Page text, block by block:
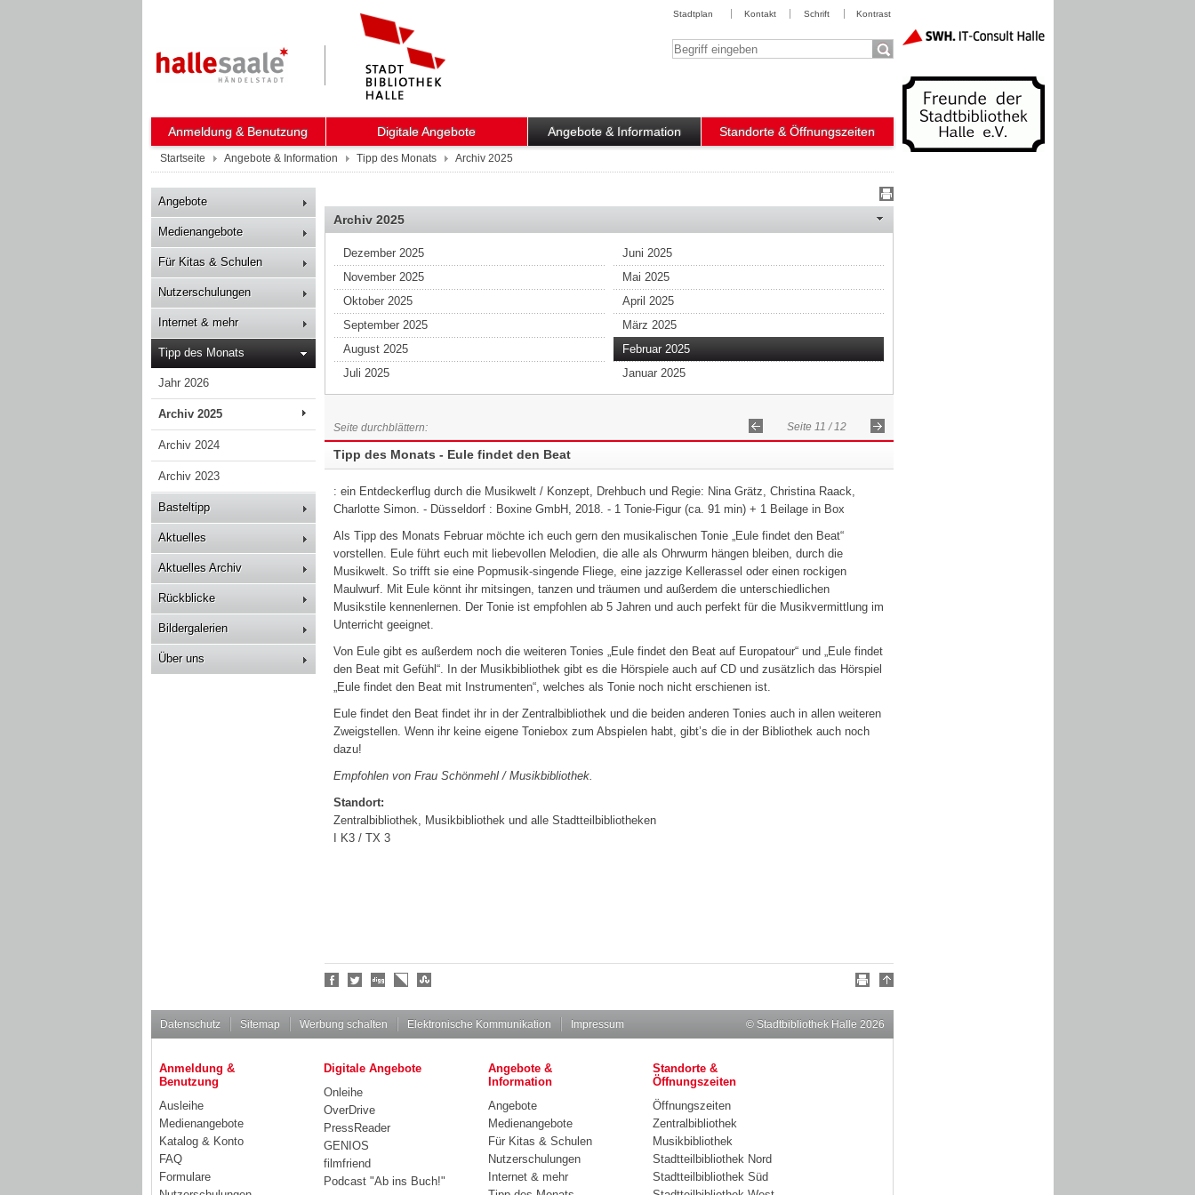
Stadtplan Kontakt Schrift Kontrast
Suchbegriff
Anmeldung & Benutzung Digitale Angebote Angebote & Information Standorte & Öffnungszeiten
Startseite Angebote & Information Tipp des Monats Archiv 2025
Angebote
Medienangebote
Für Kitas & Schulen
Nutzerschulungen
Internet & mehr
Tipp des Monats
Jahr 2026
Archiv 2025
Archiv 2024
Archiv 2023
Basteltipp
Aktuelles
Aktuelles Archiv
Rückblicke
Bildergalerien
Über uns
Archiv 2025
Dezember 2025
November 2025
Oktober 2025
September 2025
August 2025
Juli 2025
Juni 2025
Mai 2025
April 2025
März 2025
Februar 2025
Januar 2025
Seite durchblättern: ZurückSeite 11 / 12
Tipp des Monats - Eule findet den Beat
: ein Entdeckerflug durch die Musikwelt / Konzept, Drehbuch und Regie: Nina Grätz, Christina Raack,
Charlotte Simon. - Düsseldorf : Boxine GmbH, 2018. - 1 Tonie-Figur (ca. 91 min) + 1 Beilage in Box
Als Tipp des Monats Februar möchte ich euch gern den musikalischen Tonie „Eule findet den Beat“
vorstellen. Eule führt euch mit liebevollen Melodien, die alle als Ohrwurm hängen bleiben, durch die
Musikwelt. So trifft sie eine Popmusik-singende Fliege, eine jazzige Kellerassel oder einen rockigen
Maulwurf. Mit Eule könnt ihr mitsingen, tanzen und träumen und außerdem die unterschiedlichen
Musikstile kennenlernen. Der Tonie ist empfohlen ab 5 Jahren und auch perfekt für die Musikvermittlung im
Unterricht geeignet.
Von Eule gibt es außerdem noch die weiteren Tonies „Eule findet den Beat auf Europatour“ und „Eule findet
den Beat mit Gefühl“. In der Musikbibliothek gibt es die Hörspiele auch auf CD und zusätzlich das Hörspiel
„Eule findet den Beat mit Instrumenten“, welches als Tonie noch nicht erschienen ist.
Eule findet den Beat findet ihr in der Zentralbibliothek und die beiden anderen Tonies auch in allen weiteren
Zweigstellen. Wenn ihr keine eigene Toniebox zum Abspielen habt, gibt’s die in der Bibliothek auch noch
dazu!
Empfohlen von Frau Schönmehl / Musikbibliothek.
Standort:
Zentralbibliothek, Musikbibliothek und alle Stadtteilbibliotheken
I K3 / TX 3
Social
Datenschutz Sitemap Werbung schalten Elektronische Kommunikation Impressum © Stadtbibliothek Halle 2026
Anmeldung &
Benutzung
Ausleihe
Medienangebote
Katalog & Konto
FAQ
Formulare
Digitale Angebote
Onleihe
OverDrive
PressReader
GENIOS
filmfriend
Podcast "Ab ins Buch!"
Angebote &
Information
Angebote
Medienangebote
Für Kitas & Schulen
Nutzerschulungen
Internet & mehr
Standorte &
Öffnungszeiten
Öffnungszeiten
Zentralbibliothek
Musikbibliothek
Stadtteilbibliothek Nord
Stadtteilbibliothek Süd